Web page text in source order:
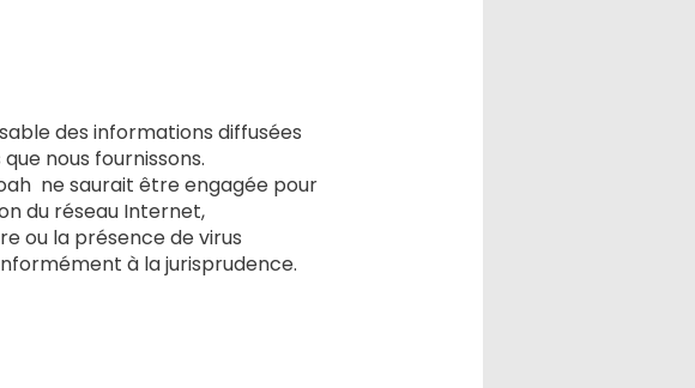
des informations diffusées
nous fournissons.
ne saurait être engagée pour
du réseau Internet,
ou la présence de virus
à la jurisprudence.